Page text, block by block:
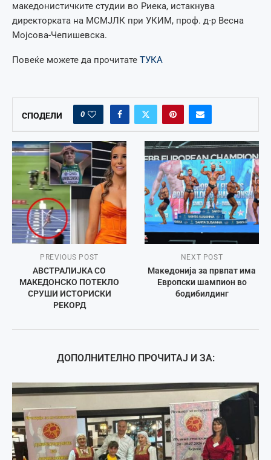
македонистичките студии во Риека, истакнува
директорката на МСМЈЛК при УКИМ, проф. д-р Весна
Мојсова-Чепишевска.
Повеќе можете да прочитате ТУКА
СПОДЕЛИ 0
PREVIOUS POST
АВСТРАЛИЈКА СО
МАКЕДОНСКО ПОТЕКЛО
СРУШИ ИСТОРИСКИ
РЕКОРД
NEXT POST
Македонија за првпат има
Европски шампион во
бодибилдинг
ДОПОЛНИТЕЛНО ПРОЧИТАЈ И ЗА: